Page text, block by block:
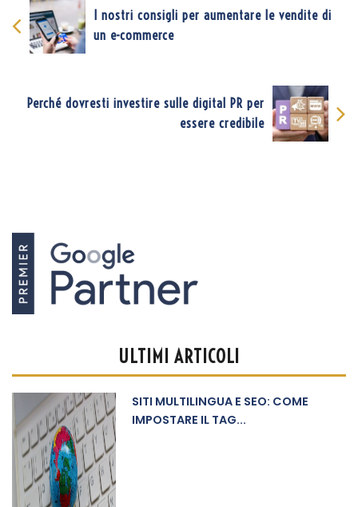
NAVIGAZIONE
I nostri consigli per aumentare le vendite di
un e-commerce
Perché dovresti investire sulle digital PR per
essere credibile
ULTIMI ARTICOLI
SITI MULTILINGUA E SEO: COME
IMPOSTARE IL TAG...